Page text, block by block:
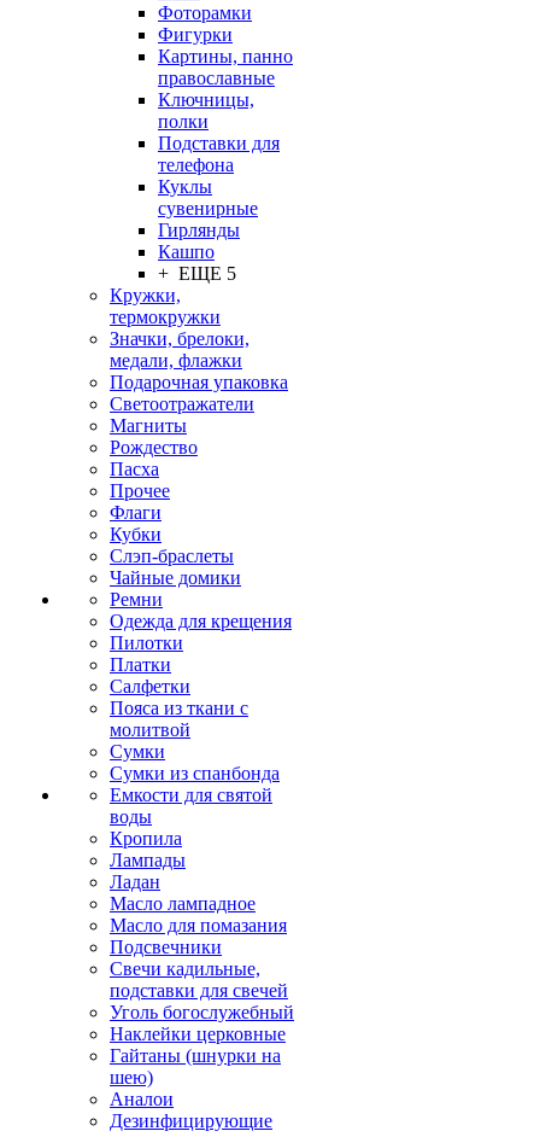
Фоторамки
Фигурки
Картины, панно
православные
Ключницы,
полки
Подставки для
телефона
Куклы
сувенирные
Гирлянды
Кашпо
+ ЕЩЕ 5
Кружки,
термокружки
Значки, брелоки,
медали, флажки
Подарочная упаковка
Светоотражатели
Магниты
Рождество
Пасха
Прочее
Флаги
Кубки
Слэп-браслеты
Чайные домики
Ремни
Одежда для крещения
Пилотки
Платки
Салфетки
Пояса из ткани с
молитвой
Сумки
Сумки из спанбонда
Емкости для святой
воды
Кропила
Лампады
Ладан
Масло лампадное
Масло для помазания
Подсвечники
Свечи кадильные,
подставки для свечей
Уголь богослужебный
Наклейки церковные
Гайтаны (шнурки на
шею)
Аналои
Дезинфицирующие